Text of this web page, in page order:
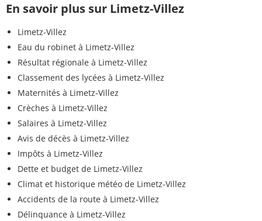
En savoir plus sur Limetz-Villez
Limetz-Villez
Eau du robinet à Limetz-Villez
Résultat régionale à Limetz-Villez
Classement des lycées à Limetz-Villez
Maternités à Limetz-Villez
Crèches à Limetz-Villez
Salaires à Limetz-Villez
Avis de décès à Limetz-Villez
Impôts à Limetz-Villez
Dette et budget de Limetz-Villez
Climat et historique météo de Limetz-Villez
Accidents de la route à Limetz-Villez
Délinquance à Limetz-Villez